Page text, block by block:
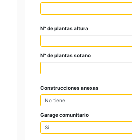
N° de plantas altura
N° de plantas sotano
Construcciones anexas
Garage comunitario